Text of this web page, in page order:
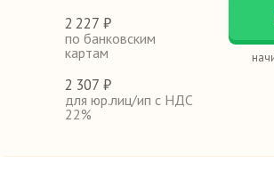
2 227 ₽
по банковским
картам
2 307 ₽
для юр.лиц/ип с НДС
22%